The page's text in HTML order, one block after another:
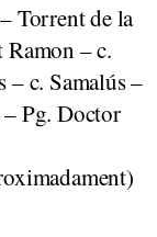
Torrent de la
Ramon – c.
– c. Samalús –
– Pg. Doctor